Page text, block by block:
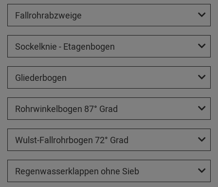
Fallrohrabzweige
Sockelknie - Etagenbogen
Gliederbogen
Rohrwinkelbogen 87° Grad
Wulst-Fallrohrbogen 72° Grad
Regenwasserklappen ohne Sieb